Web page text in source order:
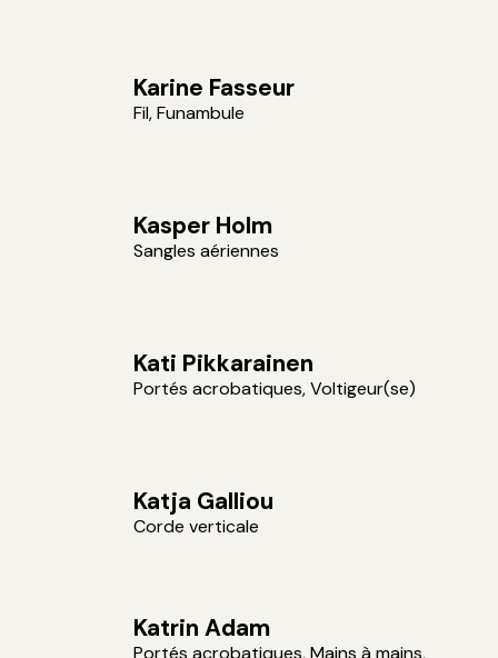
Karine Fasseur
Fil, Funambule
Kasper Holm
Sangles aériennes
Kati Pikkarainen
Portés acrobatiques, Voltigeur(se)
Katja Galliou
Corde verticale
Katrin Adam
Portés acrobatiques, Mains à mains,